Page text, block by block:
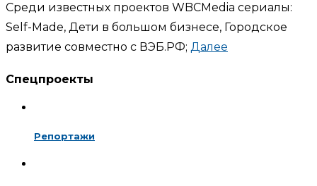
Среди известных проектов WBCMedia сериалы:
Self-Made, Дети в большом бизнесе, Городское
развитие совместно с ВЭБ.РФ; Далее
Спецпроекты
Репортажи